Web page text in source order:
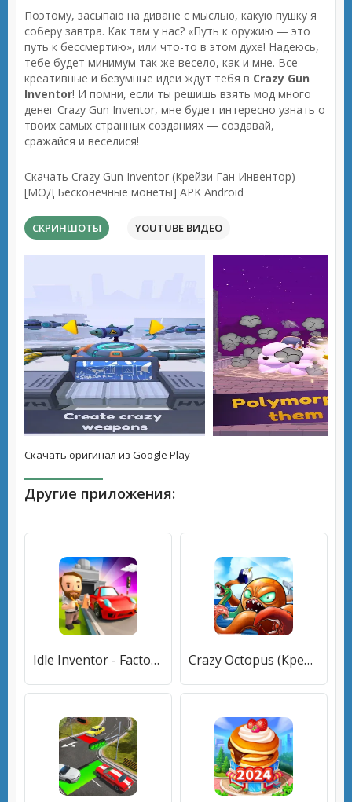
Поэтому, засыпаю на диване с мыслью, какую пушку я
соберу завтра. Как там у нас? «Путь к оружию — это
путь к бессмертию», или что-то в этом духе! Надеюсь,
тебе будет минимум так же весело, как и мне. Все
креативные и безумные идеи ждут тебя в Crazy Gun
Inventor! И помни, если ты решишь взять мод много
денег Crazy Gun Inventor, мне будет интересно узнать о
твоих самых странных созданиях — создавай,
сражайся и веселися!
Скачать Crazy Gun Inventor (Крейзи Ган Инвентор)
[МОД Бесконечные монеты] APK Android
СКРИНШОТЫ YOUTUBE ВИДЕО
Скачать оригинал из Google Play
Другие приложения:
Idle Inventor - Factory Tycoon (Айдл Инвентор) [МОД Mega Pack] APK Android Crazy Octopus (Крейзи Октопус) [МОД Много денег] APK Android